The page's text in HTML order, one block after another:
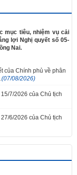
mục tiêu, nhiệm vụ cải
lợi Nghị quyết số 05-
Nai.
của Chính phủ về phân
(07/08/2026)
7/2026 của Chủ tịch
6/2026 của Chủ tịch